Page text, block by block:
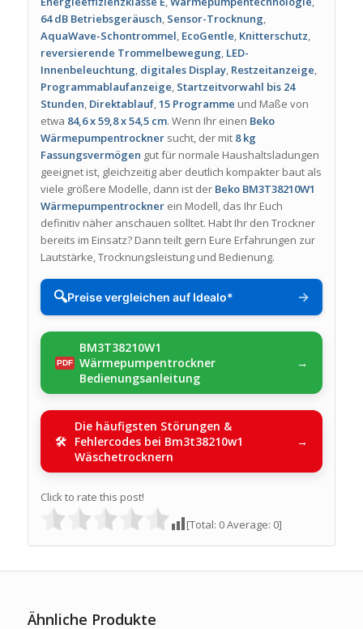
64 dB Betriebsgeräusch, Sensor-Trocknung,
AquaWave-Schontrommel, EcoGentle, Knitterschutz,
reversierende Trommelbewegung, LED-
Innenbeleuchtung, digitales Display, Restzeitanzeige,
Programmablaufanzeige, Startzeitvorwahl bis 24
Stunden, Direktablauf,15 Programme und Maße von
etwa 84,6 x 59,8 x 54,5 cm. Wenn Ihr einen Beko
Wärmepumpentrocknersucht, der mit 8 kg
Fassungsvermögen gut für normale Haushaltsladungen
geeignet ist, gleichzeitig aber deutlich kompakter baut als
viele größere Modelle, dann ist der Beko BM3T38210W1
Wärmepumpentrocknerein Modell, das Ihr Euch
definitiv näher anschauen solltet. Habt Ihr den Trockner
bereits im Einsatz? Dann teilt gern Eure Erfahrungen zur
Lautstärke, Trocknungsleistung und Bedienung.
🔍Preise vergleichen auf Idealo* →
BM3T38210W1
Wärmepumpentrockner
Bedienungsanleitung
Die häufigsten Störungen &
Fehlercodes bei Bm3t38210w1
Wäschetrocknern
Click to rate this post!
[Total: 0Average: 0]
Ähnliche Produkte